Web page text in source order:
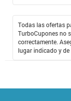
Todas las ofertas
TurboCupones no
correctamente.
lugar indicado y